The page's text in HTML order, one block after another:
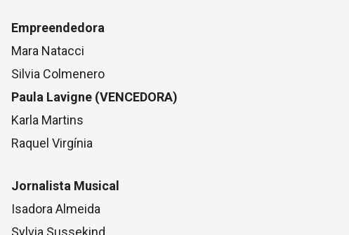
Empreendedora
Mara Natacci
Silvia Colmenero
Paula Lavigne (VENCEDORA)
Karla Martins
Raquel Virgínia
Jornalista Musical
Isadora Almeida
Sylvia Sussekind